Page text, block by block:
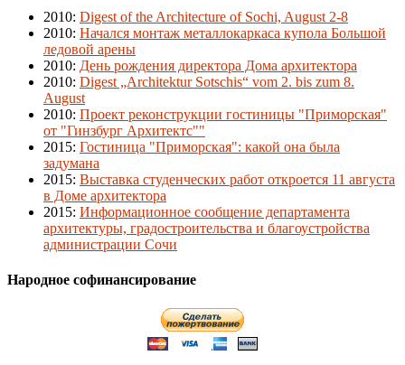
2010: Digest of the Architecture of Sochi, August 2-8
2010: Начался монтаж металлокаркаса купола Большой
ледовой арены
2010: День рождения директора Дома архитектора
2010: Digest „Architektur Sotschis“ vom 2. bis zum 8.
August
2010: Проект реконструкции гостиницы "Приморская"
от "Гинзбург Архитектс""
2015: Гостиница "Приморская": какой она была
задумана
2015: Выставка студенческих работ откроется 11 августа
в Доме архитектора
2015: Информационное сообщение департамента
архитектуры, градостроительства и благоустройства
администрации Сочи
Народное софинансирование